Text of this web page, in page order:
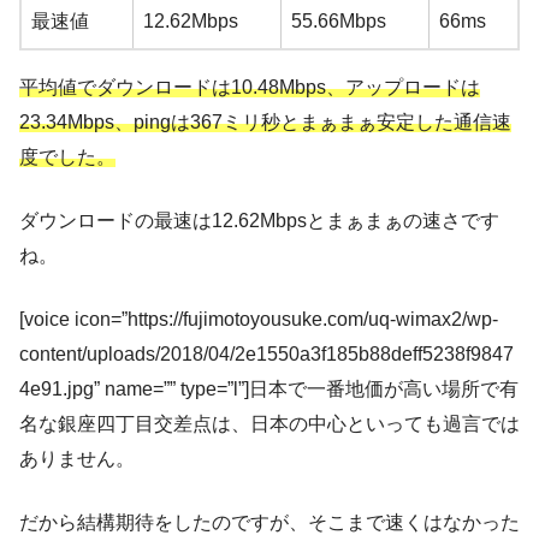
最速値 12.62Mbps 55.66Mbps 66ms
平均値でダウンロードは10.48Mbps、アップロードは
23.34Mbps、pingは367ミリ秒とまぁまぁ安定した通信速
度でした。
ダウンロードの最速は12.62Mbpsとまぁまぁの速さです
ね。
[voice icon=”https://fujimotoyousuke.com/uq-wimax2/wp-
content/uploads/2018/04/2e1550a3f185b88deff5238f9847
4e91.jpg” name=”” type=”l”]日本で一番地価が高い場所で有
名な銀座四丁目交差点は、日本の中心といっても過言では
ありません。
だから結構期待をしたのですが、そこまで速くはなかった